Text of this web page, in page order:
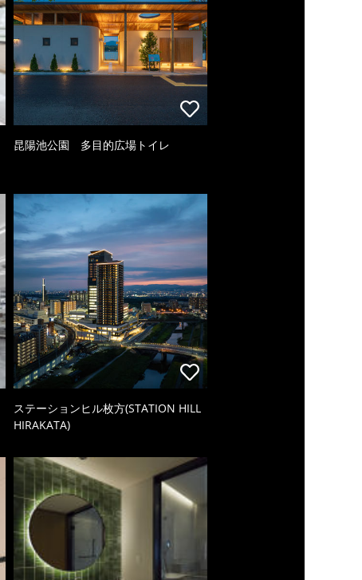
昆陽池公園 多目的広場トイレ
ステーションヒル枚方(STATION HILL
HIRAKATA)